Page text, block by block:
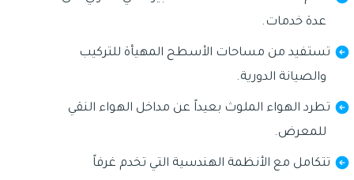
عدة خدمات.
تستفيد من مساحات الأسطح المهيأة للتركيب
والصيانة الدورية.
تطرد الهواء الملوث بعيداً عن مداخل الهواء النقي
للمعرض.
تتكامل مع الأنظمة الهندسية التي تخدم غرفاً